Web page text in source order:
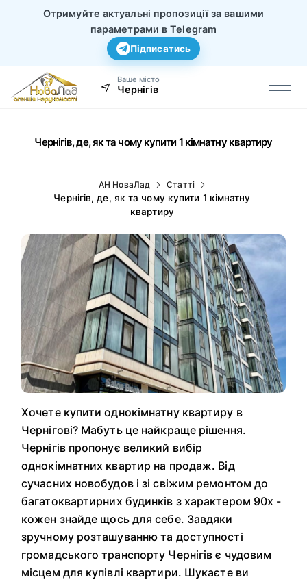
Отримуйте актуальні пропозиції за вашими
параметрами в Telegram
Підписатись
Ваше місто
Чернігів
Чернігів, де, як та чому купити 1 кімнатну квартиру
АН НоваЛад Статті
Чернігів, де, як та чому купити 1 кімнатну
квартиру
Хочете купити однокімнатну квартиру в
Чернігові? Мабуть це найкраще рішення.
Чернігів пропонує великий вибір
однокімнатних квартир на продаж. Від
сучасних новобудов і зі свіжим ремонтом до
багатоквартирних будинків з характером 90х -
кожен знайде щось для себе. Завдяки
зручному розташуванню та доступності
громадського транспорту Чернігів є чудовим
місцем для купівлі квартири. Шукаєте ви